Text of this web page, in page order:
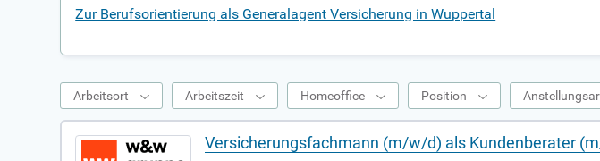
Zur Berufsorientierung als Generalagent Versicherung in Wuppertal
Arbeitsort Arbeitszeit Homeoffice Position
Versicherungsfachmann (m/w/d) als Kundenberater